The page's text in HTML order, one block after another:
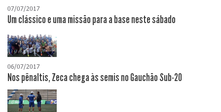
07/07/2017
Um clássico e uma missão para a base neste sábado
06/07/2017
Nos pênaltis, Zeca chega às semis no Gauchão Sub-20